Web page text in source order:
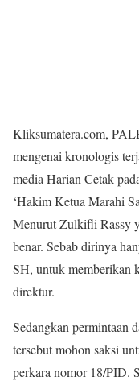
Kliksumatera.com,
mengenai kronologis
media Harian Cetak
‘Hakim Ketua Marahi
Menurut Zulkifli Rassy
benar. Sebab dirinya
SH, untuk memberikan
direktur.
Sedangkan permintaan
tersebut mohon saksi
perkara nomor 18/PID.